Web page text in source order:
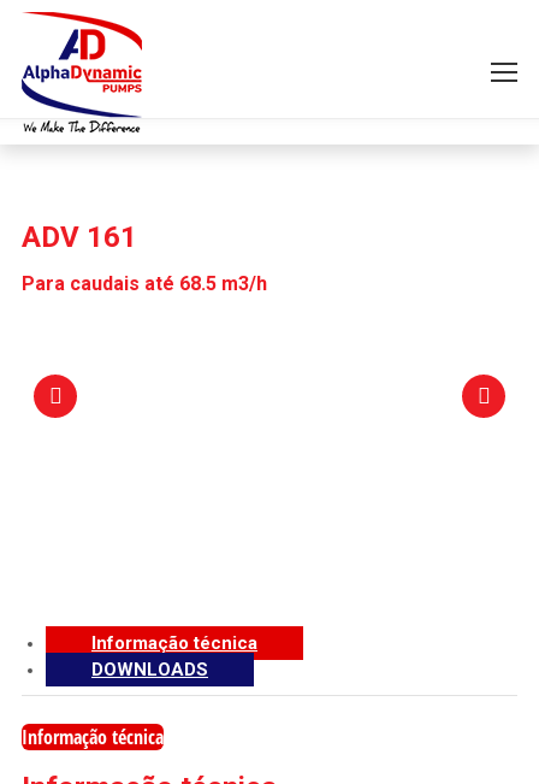
ADV 161
Para caudais até 68.5 m3/h
Informação técnica
DOWNLOADS
Informação técnica